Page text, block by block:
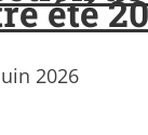
été
2026